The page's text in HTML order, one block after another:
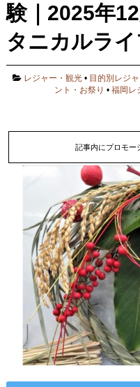
験｜2025年
タニカルラ
レジャー・観光 • 目的別レジ
ント・お祭り •福岡レ
記事内にプロモー